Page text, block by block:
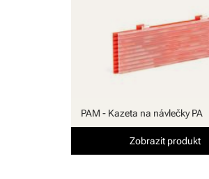
PAM - Kazeta na návlečky PA
Zobrazit produkt